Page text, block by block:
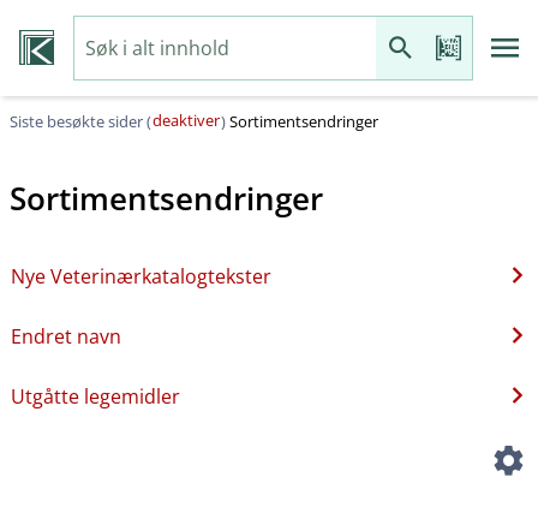
Siste besøkte sider (deaktiver)Sortimentsendringer
Sortimentsendringer
Nye Veterinærkatalogtekster
Endret navn
Utgåtte legemidler